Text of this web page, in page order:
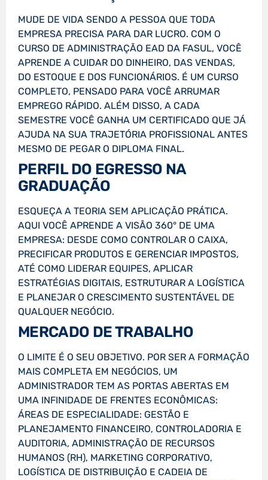
MUDE DE VIDA SENDO A PESSOA QUE TODA
EMPRESA PRECISA PARA DAR LUCRO. COM O
CURSO DE ADMINISTRAÇÃO EAD DA FASUL, VOCÊ
APRENDE A CUIDAR DO DINHEIRO, DAS VENDAS,
DO ESTOQUE E DOS FUNCIONÁRIOS. É UM CURSO
COMPLETO, PENSADO PARA VOCÊ ARRUMAR
EMPREGO RÁPIDO. ALÉM DISSO, A CADA
SEMESTRE VOCÊ GANHA UM CERTIFICADO QUE JÁ
AJUDA NA SUA TRAJETÓRIA PROFISSIONAL ANTES
MESMO DE PEGAR O DIPLOMA FINAL.
PERFIL DO EGRESSO NA
GRADUAÇÃO
ESQUEÇA A TEORIA SEM APLICAÇÃO PRÁTICA.
AQUI VOCÊ APRENDE A VISÃO 360° DE UMA
EMPRESA: DESDE COMO CONTROLAR O CAIXA,
PRECIFICAR PRODUTOS E GERENCIAR IMPOSTOS,
ATÉ COMO LIDERAR EQUIPES, APLICAR
ESTRATÉGIAS DIGITAIS, ESTRUTURAR A LOGÍSTICA
E PLANEJAR O CRESCIMENTO SUSTENTÁVEL DE
QUALQUER NEGÓCIO.
MERCADO DE TRABALHO
O LIMITE É O SEU OBJETIVO. POR SER A FORMAÇÃO
MAIS COMPLETA EM NEGÓCIOS, UM
ADMINISTRADOR TEM AS PORTAS ABERTAS EM
UMA INFINIDADE DE FRENTES ECONÔMICAS:
ÁREAS DE ESPECIALIDADE: GESTÃO E
PLANEJAMENTO FINANCEIRO, CONTROLADORIA E
AUDITORIA, ADMINISTRAÇÃO DE RECURSOS
HUMANOS (RH), MARKETING CORPORATIVO,
LOGÍSTICA DE DISTRIBUIÇÃO E CADEIA DE